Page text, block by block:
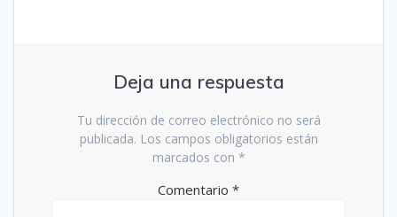
Deja una respuesta
Tu dirección de correo electrónico no será
publicada. Los campos obligatorios están
marcados con *
Comentario *